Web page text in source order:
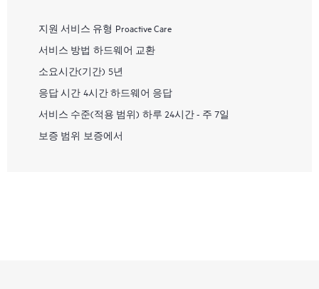
지원 서비스 유형 Proactive Care
서비스 방법 하드웨어 교환
소요시간(기간) 5년
응답 시간 4시간 하드웨어 응답
서비스 수준(적용 범위) 하루 24시간 - 주 7일
보증 범위 보증에서